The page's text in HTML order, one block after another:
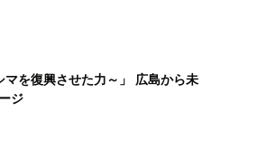
マを復興させた力～」 広島から未
ジ